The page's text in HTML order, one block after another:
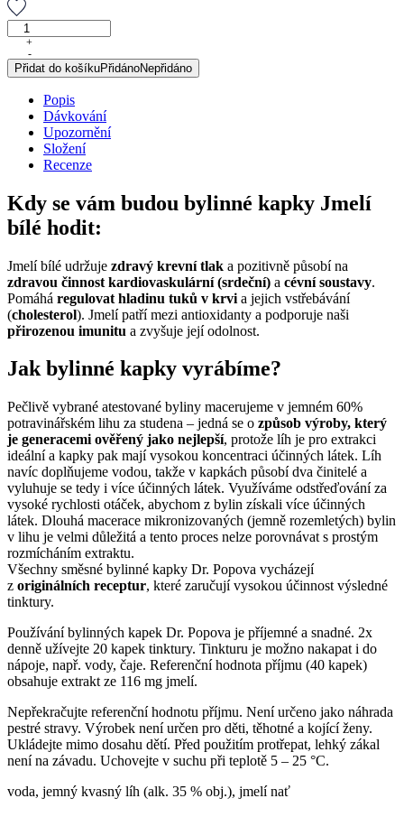
Jmelí
bílé,
originální
bylinné
kapky,
množství
+
-
Přidat do košíkuPřidánoNepřidáno
Popis
Dávkování
Upozornění
Složení
Recenze
Kdy se vám budou bylinné kapky Jmelí
bílé hodit:
Jmelí bílé udržuje zdravý krevní tlak a pozitivně působí na
zdravou činnost kardiovaskulární (srdeční) a cévní soustavy.
Pomáhá regulovat hladinu tuků v krvi a jejich vstřebávání
(cholesterol). Jmelí patří mezi antioxidanty a podporuje naši
přirozenou imunitu a zvyšuje její odolnost.
Jak bylinné kapky vyrábíme?
Pečlivě vybrané atestované byliny macerujeme v jemném 60%
potravinářském lihu za studena – jedná se o způsob výroby, který
je generacemi ověřený jako nejlepší, protože líh je pro extrakci
ideální a kapky pak mají vysokou koncentraci účinných látek. Líh
navíc doplňujeme vodou, takže v kapkách působí dva činitelé a
vyluhuje se tedy i více účinných látek. Využíváme odstřeďování za
vysoké rychlosti otáček, abychom z bylin získali více účinných
látek. Dlouhá macerace mikronizovaných (jemně rozemletých) bylin
v lihu je velmi důležitá a tento proces nelze porovnávat s prostým
rozmícháním extraktu.
Všechny směsné bylinné kapky Dr. Popova vycházejí
z originálních receptur, které zaručují vysokou účinnost výsledné
tinktury.
Používání bylinných kapek Dr. Popova je příjemné a snadné. 2x
denně užívejte 20 kapek tinktury. Tinkturu je možno nakapat i do
nápoje, např. vody, čaje. Referenční hodnota příjmu (40 kapek)
obsahuje extrakt ze 116 mg jmelí.
Nepřekračujte referenční hodnotu příjmu. Není určeno jako náhrada
pestré stravy. Výrobek není určen pro děti, těhotné a kojící ženy.
Ukládejte mimo dosahu dětí. Před použitím protřepat, lehký zákal
není na závadu. Uchovejte v suchu při teplotě 5 – 25 °C.
voda, jemný kvasný líh (alk. 35 % obj.), jmelí nať